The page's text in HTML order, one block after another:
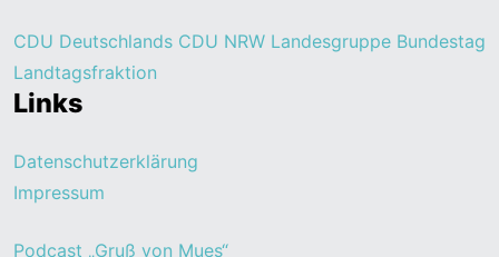
CDU Deutschlands CDU NRW Landesgruppe Bundestag
Landtagsfraktion
Links
Datenschutzerklärung
Impressum
Podcast „Gruß von Mues“